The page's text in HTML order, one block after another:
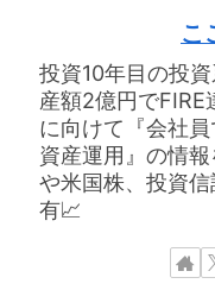
こ
投資10年目の投
産額2億円でFIRE
に向けて『会社
資産運用』の情
や米国株、投資
有📈